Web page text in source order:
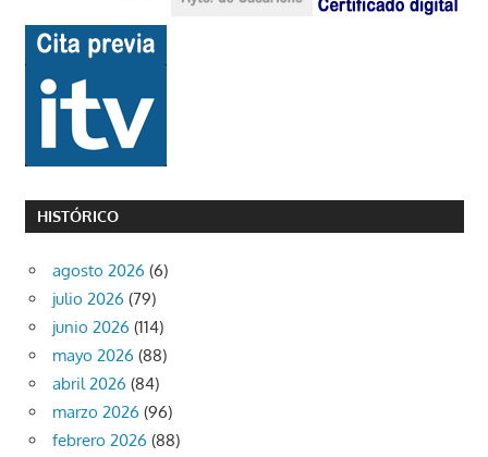
HISTÓRICO
agosto 2026 (6)
julio 2026 (79)
junio 2026 (114)
mayo 2026 (88)
abril 2026 (84)
marzo 2026 (96)
febrero 2026 (88)